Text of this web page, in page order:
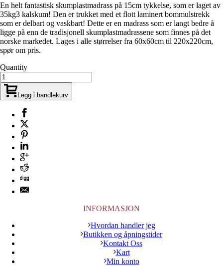
En helt fantastisk skumplastmadrass på 15cm tykkelse, som er laget av
35kg3 kalskum! Den er trukket med et flott laminert bommulstrekk
som er delbart og vaskbart! Dette er en madrass som er langt bedre å
ligge på enn de tradisjonell skumplastmadrassene som finnes på det
norske markedet. Lages i alle størrelser fra 60x60cm til 220x220cm,
spør om pris.
Quantity
Legg i handlekurv
INFORMASJON
Hvordan handler jeg
Butikken og åpningstider
Kontakt Oss
Kart
Min konto